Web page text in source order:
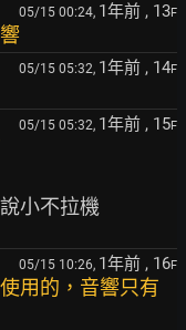
05/15 00:24, 1年前 , 13F
05/15 05:32, 1年前 , 14F
05/15 05:32, 1年前 , 15F
05/15 10:26, 1年前 , 16F
用的，音響只有